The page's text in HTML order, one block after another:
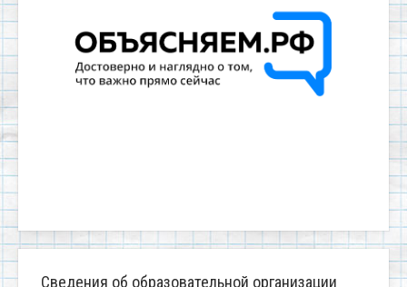
Сведения об образовательной организации